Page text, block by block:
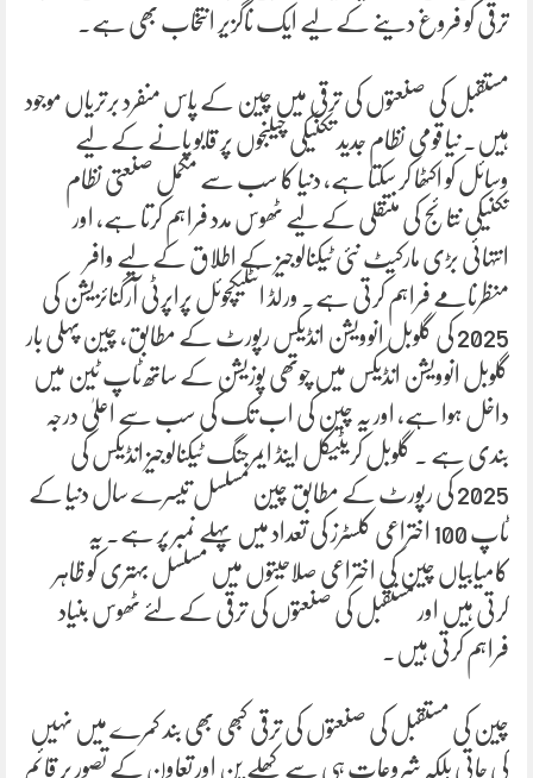
ترقی کو فروغ دینے کے لیے ایک ناگزیر انتخاب بھی ہے۔
مستقبل کی صنعتوں کی ترقی میں چین کے پٌاس منفرد برتریاں موجود
ہیں۔ نیا قومی نظام جدید تکنیکی چیلنجوں پر قابو پانے کے لیے
وسائل کو اکٹھا کر سکتا ہے، دنیا کا سب سے مکمل صنعتی نظام
تکنیکی نتائج کی منتقلی کے لیے ٹھوس مدد فراہم کرتا ہے، اور
انتہائی بڑی مارکیٹ نئی ٹیکنالوجیز کے اطلاق کے لیے وافر
منظرنامے فراہم کرتی ہے۔ ورلڈ انٹلیکچوئل پراپرٹی آرگنائزیشن کی
2025 کی گلوبل انوویشن انڈیکس رپورٹ کے مطابق، چین پہلی بار
گلوبل انوویشن انڈیکس میں چوتھی پوزیشن کے ساتھ ٹاپ ٹین میں
داخل ہوا ہے، اور یہ چین کی اب تک کی سب سے اعلیٰ درجہ
بندی ہے ۔ گلوبل کریٹیکل اینڈ ایمرجنگ ٹیکنالوجیز انڈیکس کی
2025 کی رپورٹ کے مطابق چین مسلسل تیسرے سال دنیا کے
ٹاپ 100 اختراعی کلسٹرز کی تعداد میں پہلے نمبر پر ہے۔ یہ
کامیابیاں چین کی اختراعی صلاحیتوں میں مسلسل بہتری کو ظاہر
کرتی ہیں اور مستقبل کی صنعتوں کی ترقی کے لئے ٹھوس بنیاد
فراہم کرتی ہیں۔
چین کی مستقبل کی صنعتوں کی ترقی کبھی بھی بند کمرے میں نہیں
کی جاتی بلکہ شروعات ہی سے کھلے پن اور تعاون کے تصور پر قائم